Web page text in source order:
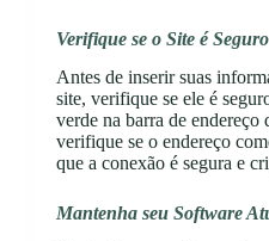
Verifique se o Site é Seguro
Antes de inserir suas
site, verifique se ele é
verde na barra de endereço
verifique se o endereço
que a conexão é segura e
Mantenha seu Software